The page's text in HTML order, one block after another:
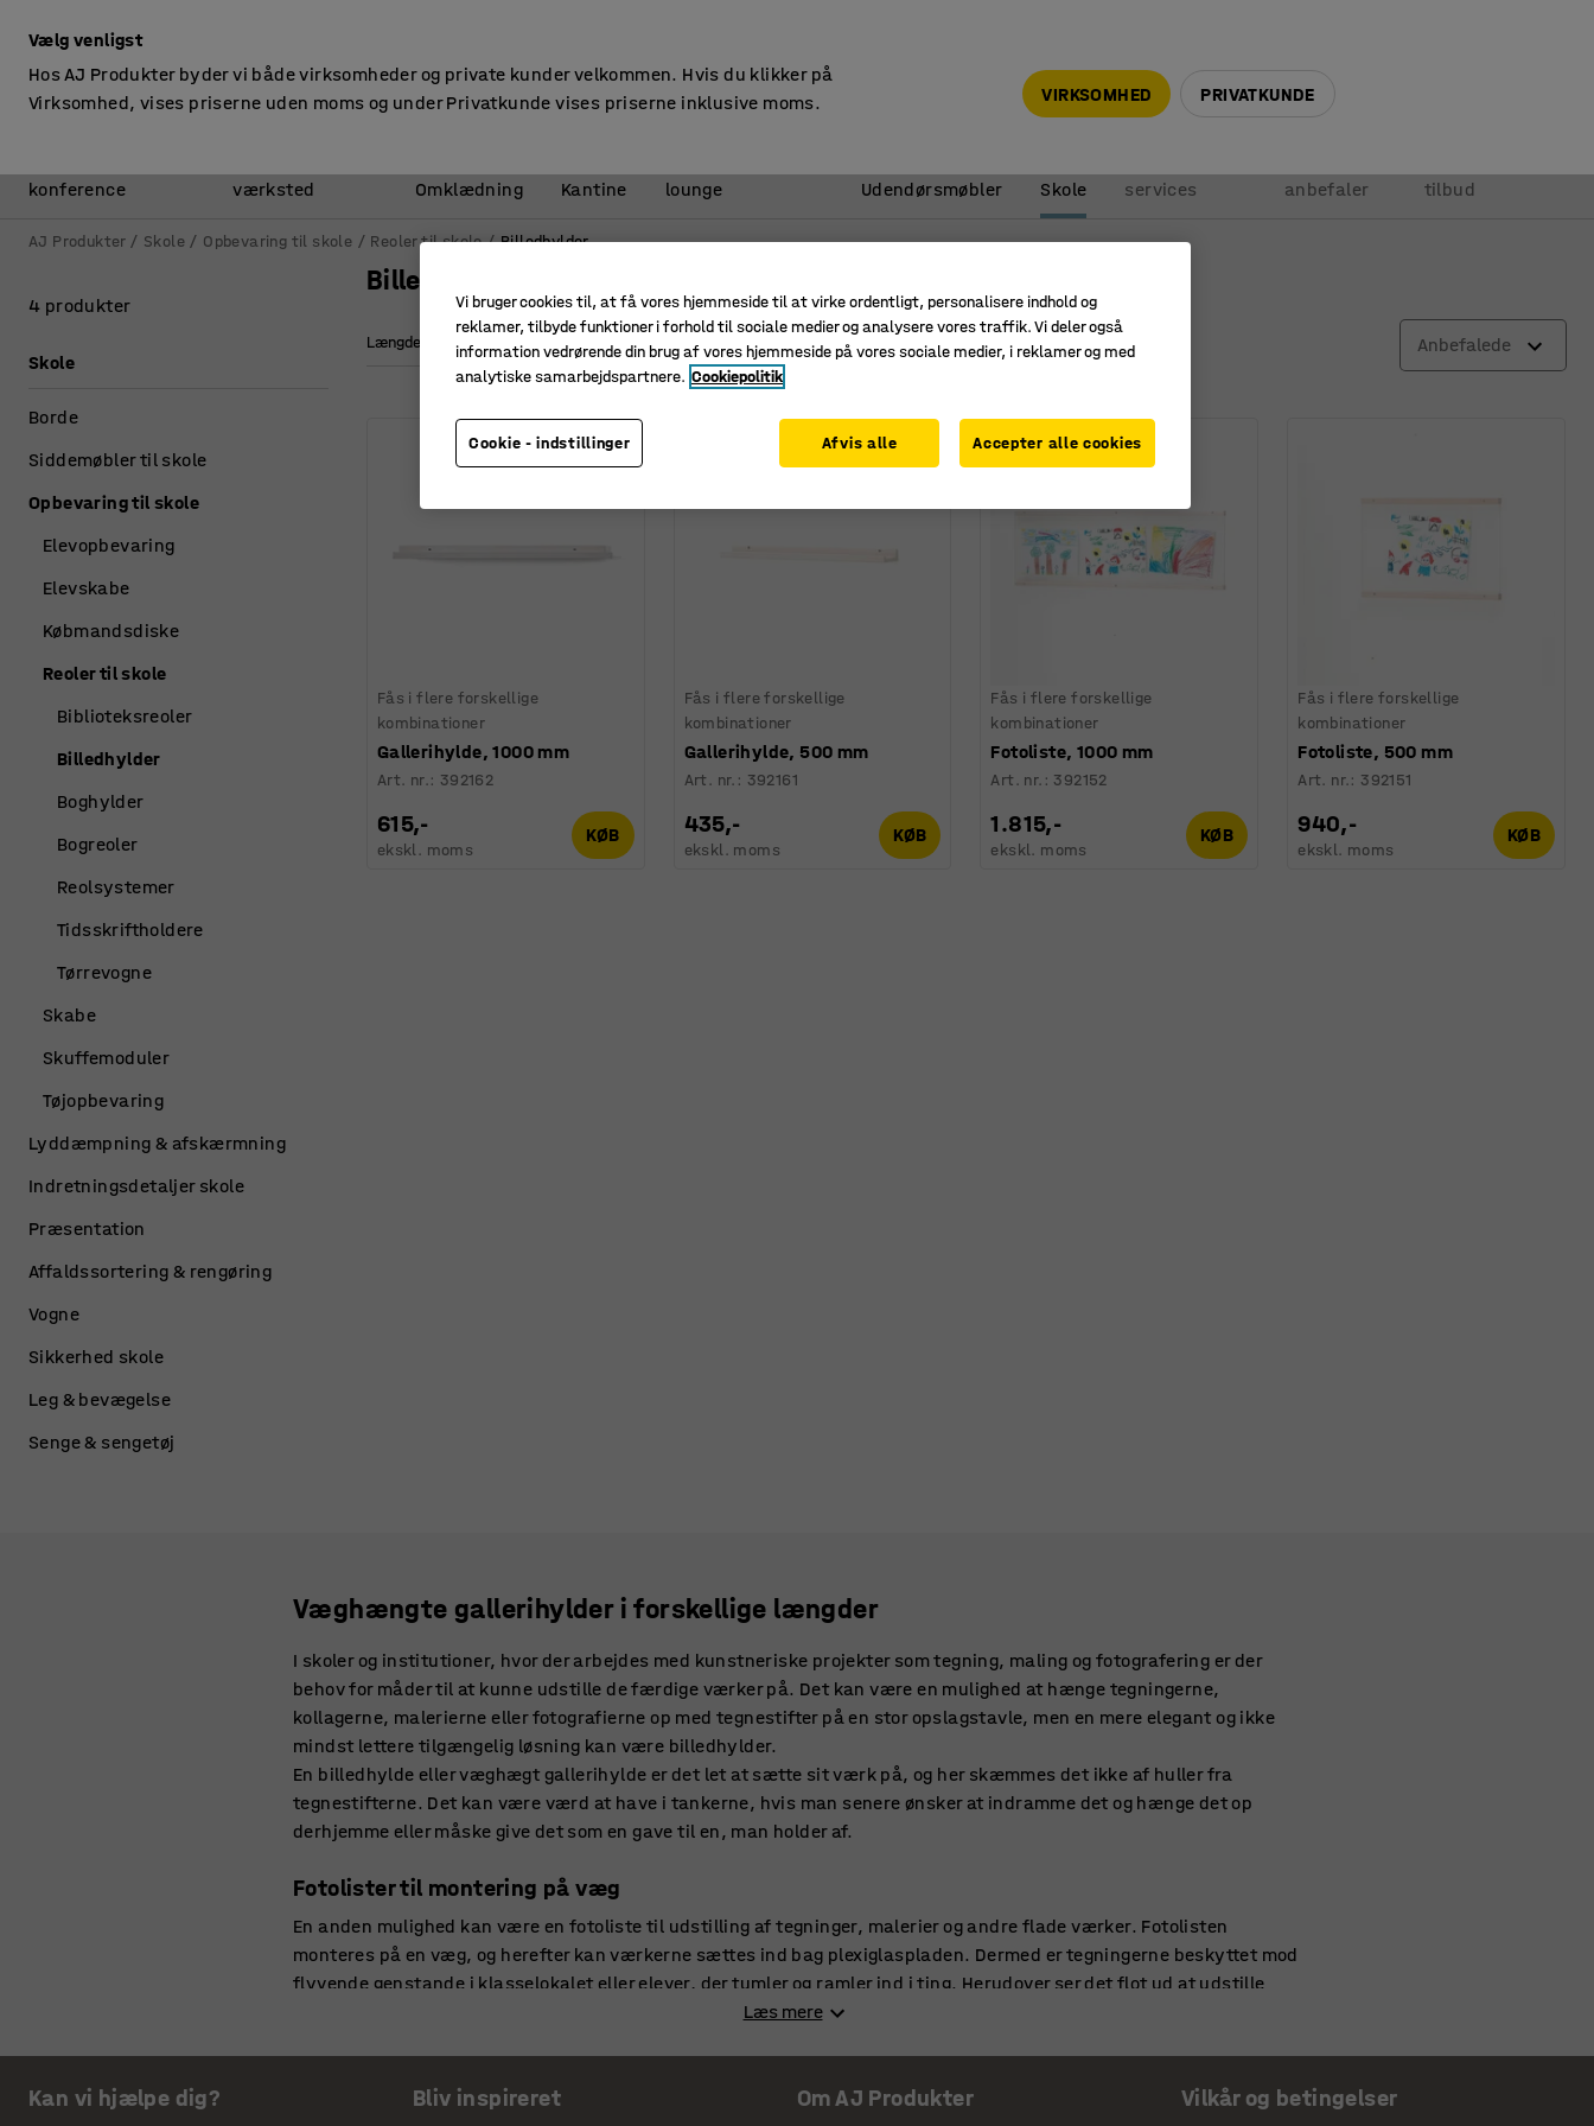
konference
værksted
Omklædning Kantine
lounge
Udendørsmøbler Skole
services
anbefaler
tilbud
AJ Produkter Skole Opbevaring til skole Reoler til skole Billedhylder
Billedhylder
Længde Anbefalede
Fås i flere forskellige
kombinationer
Gallerihylde, 1000 mm
Art. nr.: 392162
615,-
ekskl. moms
KØB
Fås i flere forskellige
kombinationer
Gallerihylde, 500 mm
Art. nr. : 392161
435,-
ekskl. moms
KØB
Fås i flere forskellige
kombinationer
Fotoliste, 1000 mm
Art. nr. : 392152
1.815,-
ekskl. moms
KØB
Fås i flere forskellige
kombinationer
Fotoliste, 500 mm
Art. nr.: 392151
940,-
ekskl. moms
KØB
4 produkter
Skole
Borde
Siddemøbler til skole
Opbevaring til skole
Elevopbevaring
Elevskabe
Købmandsdiske
Reoler til skole
Biblioteksreoler
Billedhylder
Boghylder
Bogreoler
Reolsystemer
Tidsskriftholdere
Tørrevogne
Skabe
Skuffemoduler
Tøjopbevaring
Lyddæmpning & afskærmning
Indretningsdetaljer skole
Præsentation
Affaldssortering & rengøring
Vogne
Sikkerhed skole
Leg & bevægelse
Senge & sengetøj
Væghængte gallerihylder i forskellige længder
I skoler og institutioner, hvor der arbejdes med kunstneriske projekter som tegning, maling og fotografering er der
behov for måder til at kunne udstille de færdige værker på. Det kan være en mulighed at hænge tegningerne,
kollagerne, malerierne eller fotografierne op med tegnestifter på en stor opslagstavle, men en mere elegant og ikke
mindst lettere tilgængelig løsning kan være billedhylder.
En billedhylde eller væghægt gallerihylde er det let at sætte sit værk på, og her skæmmes det ikke af huller fra
tegnestifterne. Det kan være værd at have i tankerne, hvis man senere ønsker at indramme det og hænge det op
derhjemme eller måske give det som en gave til en, man holder af.
Fotolister til montering på væg
En anden mulighed kan være en fotoliste til udstilling af tegninger, malerier og andre flade værker. Fotolisten
monteres på en væg, og herefter kan værkerne sættes ind bag plexiglaspladen. Dermed er tegningerne beskyttet mod
flyvende genstande i klasselokalet eller elever, der tumler og ramler ind i ting. Herudover ser det flot ud at udstille
Om man skal vælge en billedhylde eller en fotoliste er langt hen ad vejen et spørgsmål om smag, men også lidt om,
Læs mere
Kan vi hjælpe dig? Bliv inspireret Om AJ Produkter Vilkår og betingelser
Vælg venligst
Hos AJ Produkter byder vi både virksomheder og private kunder velkommen. Hvis du klikker på
Virksomhed, vises priserne uden moms og under Privatkunde vises priserne inklusive moms.
VIRKSOMHED PRIVATKUNDE
Vi bruger cookies til, at få vores hjemmeside til at virke ordentligt, personalisere indhold og
reklamer, tilbyde funktioner i forhold til sociale medier og analysere vores traffik. Vi deler også
information vedrørende din brug af vores hjemmeside på vores sociale medier, i reklamer og med
analytiske samarbejdspartnere. Cookiepolitik
Cookie - indstillinger Afvis alle Accepter alle cookies